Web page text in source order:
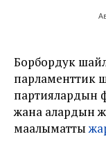
Борбордук
парламенттик
партиялардын
жана алардын
маалыматты